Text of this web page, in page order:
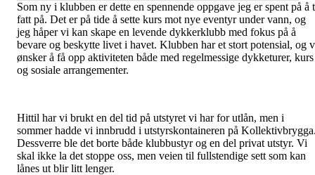
Som ny i klubben er dette en spennende oppgave jeg er spent på å
fatt på. Det er på tide å sette kurs mot nye eventyr under vann, og
jeg håper vi kan skape en levende dykkerklubb med fokus på å
bevare og beskytte livet i havet. Klubben har et stort potensial, og
ønsker å få opp aktiviteten både med regelmessige dykketurer, kurs
og sosiale arrangementer.
Hittil har vi brukt en del tid på utstyret vi har for utlån, men i
sommer hadde vi innbrudd i utstyrskontaineren på
Dessverre ble det borte både klubbustyr og en del privat utstyr. Vi
skal ikke la det stoppe oss, men veien til fullstendige sett som kan
lånes ut blir litt lenger.